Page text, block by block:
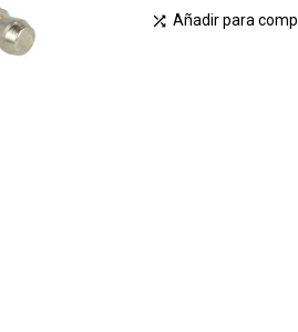
 Añadir para